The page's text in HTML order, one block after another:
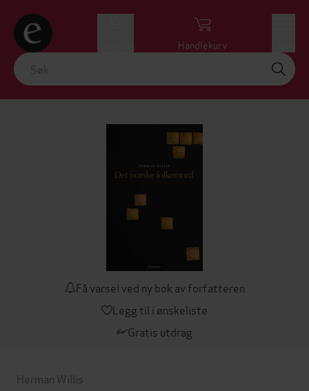
Handlekurv
Få varsel ved ny bok av forfatteren
Legg til i ønskeliste
Gratis utdrag
Herman Willis